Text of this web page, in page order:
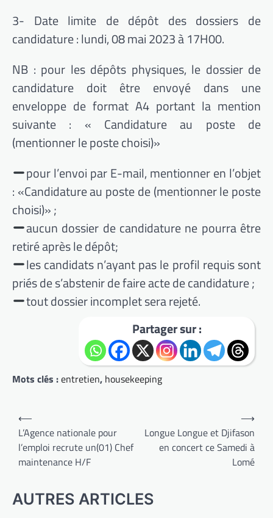
3- Date limite de dépôt des dossiers de
candidature : lundi, 08 mai 2023 à 17H00.
NB : pour les dépôts physiques, le dossier de
candidature doit être envoyé dans une
enveloppe de format A4 portant la mention
suivante : « Candidature au poste de
(mentionner le poste choisi)»
pour l’envoi par E-mail, mentionner en l’objet
: «Candidature au poste de (mentionner le poste
choisi)» ;
aucun dossier de candidature ne pourra être
retiré après le dépôt;
les candidats n’ayant pas le profil requis sont
priés de s’abstenir de faire acte de candidature ;
tout dossier incomplet sera rejeté.
Partager sur :
Mots clés :entretien, housekeeping
Navigation
de
l’article
⟵
L’Agence nationale pour
l’emploi recrute un(01) Chef
maintenance H/F
Longue Longue et Djifason
en concert ce Samedi à
Lomé
⟶
AUTRES ARTICLES